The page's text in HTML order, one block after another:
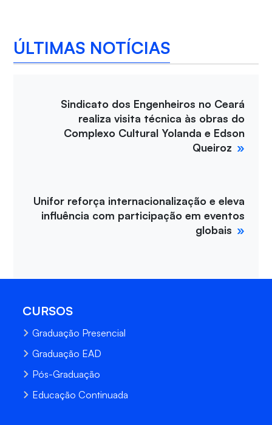
ÚLTIMAS NOTÍCIAS
Sindicato dos Engenheiros no Ceará
realiza visita técnica às obras do
Complexo Cultural Yolanda e Edson
Queiroz
Unifor reforça internacionalização e eleva
influência com participação em eventos
globais
CURSOS
Graduação Presencial
Graduação EAD
Pós-Graduação
Educação Continuada